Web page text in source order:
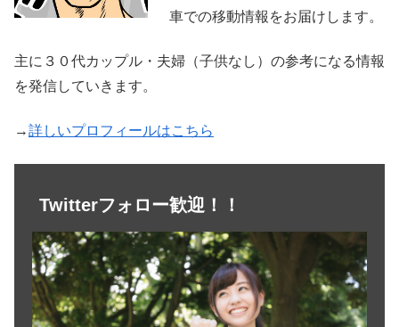
車での移動情報をお届けします。
主に３０代カップル・夫婦（子供なし）の参考になる情報
を発信していきます。
→詳しいプロフィールはこちら
Twitterフォロー歓迎！！